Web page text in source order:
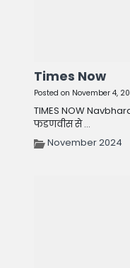
Times Now
Posted on November 4,
TIMES NOW
फडणवीस से ...
November 2024